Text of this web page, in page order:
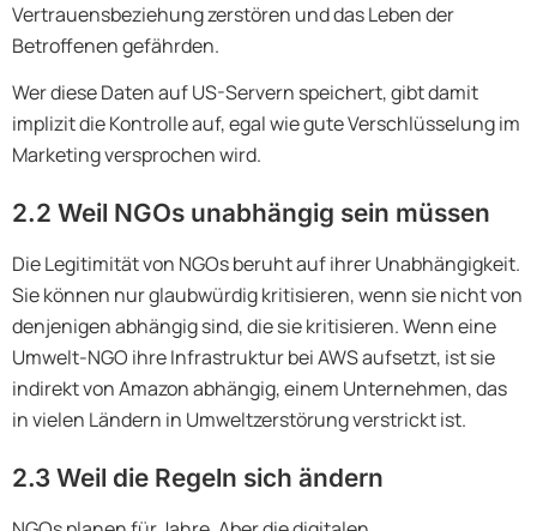
Vertrauensbeziehung zerstören und das Leben der
Betroffenen gefährden.
Wer diese Daten auf US-Servern speichert, gibt damit
implizit die Kontrolle auf, egal wie gute Verschlüsselung im
Marketing versprochen wird.
2.2 Weil NGOs unabhängig sein müssen
Die Legitimität von NGOs beruht auf ihrer Unabhängigkeit.
Sie können nur glaubwürdig kritisieren, wenn sie nicht von
denjenigen abhängig sind, die sie kritisieren. Wenn eine
Umwelt-NGO ihre Infrastruktur bei AWS aufsetzt, ist sie
indirekt von Amazon abhängig, einem Unternehmen, das
in vielen Ländern in Umweltzerstörung verstrickt ist.
2.3 Weil die Regeln sich ändern